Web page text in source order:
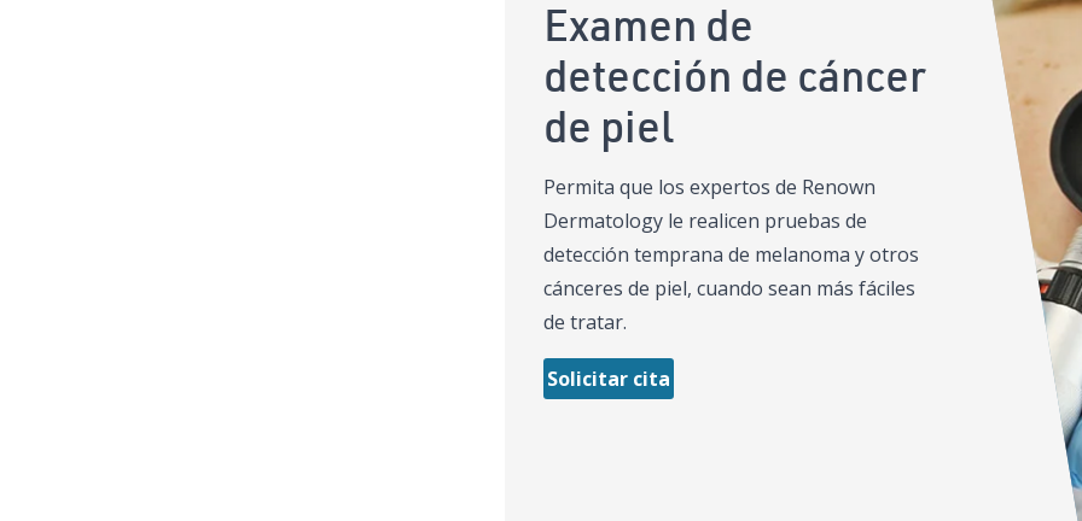
Examen de
detección de cáncer
de piel
Permita que los expertos de Renown
Dermatology le realicen pruebas de
detección temprana de melanoma y otros
cánceres de piel, cuando sean más fáciles
de tratar.
Solicitar cita